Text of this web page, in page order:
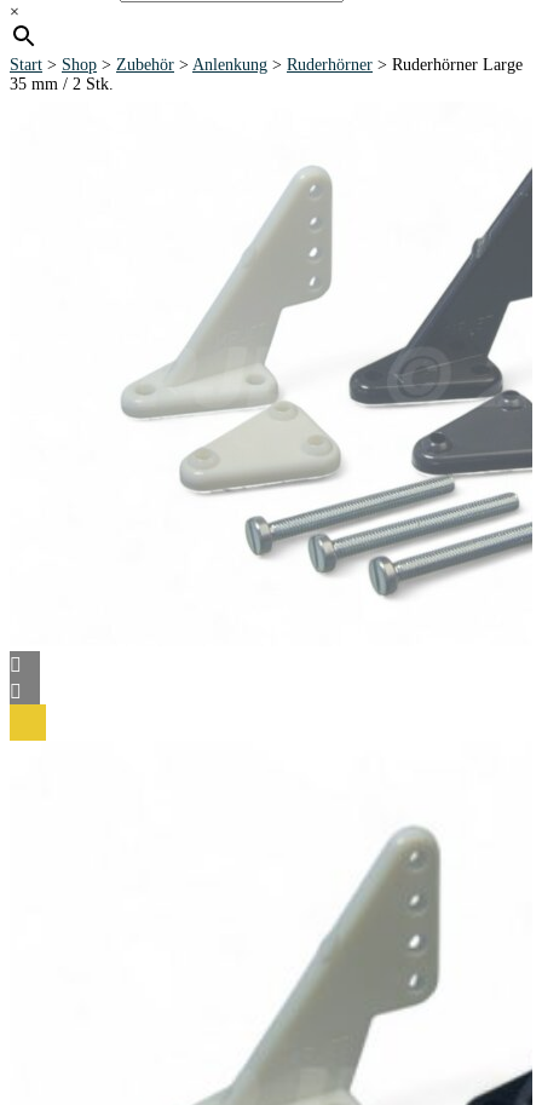
×
Start > Shop > Zubehör > Anlenkung > Ruderhörner > Ruderhörner Large
35 mm / 2 Stk.